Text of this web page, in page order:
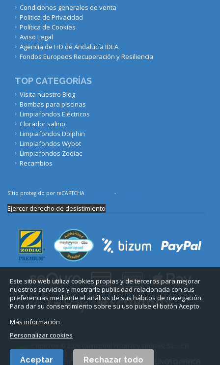
Condiciones generales de venta
Política de Privacidad
Política de Cookies
Aviso Legal
Agencia de I+D de Andalucía IDEA
Fondos Europeos Recuperación y Resiliencia
TOP CATEGORÍAS
Visita nuestro Blog
Bombas para piscinas
Limpiafondos Eléctricos
Clorador salino
Limpiafondos Dolphin
Limpiafondos Wybot
Limpiafondos Zodiac
Recambios
Este sitio web utiliza cookies propias y de terceros para mejorar
nuestros servicios y mostrarle publicidad relacionada con sus
preferencias mediante el análisis de sus hábitos de navegación.
Para dar su consentimiento sobre su uso pulse el botón Acepto.
Más información
Personalizar cookies
Rechazar todo
Aceptar
Sitio protegido por reCAPTCHA. -
Ejercer derecho de desistimiento
Todos los derechos reservados. Diseño web: